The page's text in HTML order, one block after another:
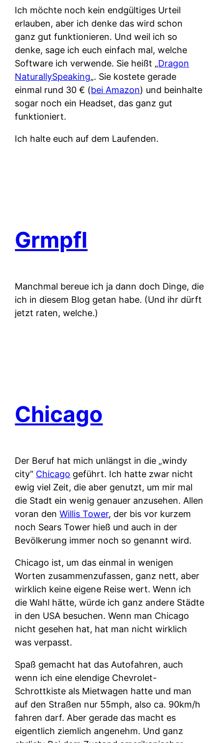
Ich möchte noch kein endgültiges Urteil
erlauben, aber ich denke das wird schon
ganz gut funktionieren. Und weil ich so
denke, sage ich euch einfach mal, welche
Software ich verwende. Sie heißt „Dragon
NaturallySpeaking„. Sie kostete gerade
einmal rund 30 € (bei Amazon) und beinhalte
sogar noch ein Headset, das ganz gut
funktioniert.
Ich halte euch auf dem Laufenden.
Grmpfl
Manchmal bereue ich ja dann doch Dinge, die
ich in diesem Blog getan habe. (Und ihr dürft
jetzt raten, welche.)
Chicago
Der Beruf hat mich unlängst in die „windy
city“ Chicago geführt. Ich hatte zwar nicht
ewig viel Zeit, die aber genutzt, um mir mal
die Stadt ein wenig genauer anzusehen. Allen
voran denWillis Tower, der bis vor kurzem
noch Sears Tower hieß und auch in der
Bevölkerung immer noch so genannt wird.
Chicago ist, um das einmal in wenigen
Worten zusammenzufassen, ganz nett, aber
wirklich keine eigene Reise wert. Wenn ich
die Wahl hätte, würde ich ganz andere Städte
in den USA besuchen. Wenn man Chicago
nicht gesehen hat, hat man nicht wirklich
was verpasst.
Spaß gemacht hat das Autofahren, auch
wenn ich eine elendige Chevrolet-
Schrottkiste als Mietwagen hatte und man
auf den Straßen nur 55mph, also ca. 90km/h
fahren darf. Aber gerade das macht es
eigentlich ziemlich angenehm. Und ganz